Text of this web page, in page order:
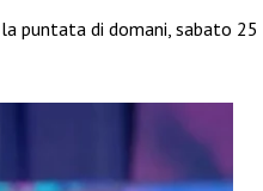
puntata di domani, sabato 25